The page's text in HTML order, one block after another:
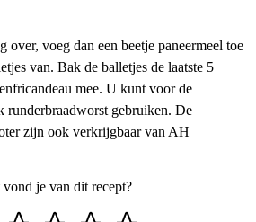
over, voeg dan een beetje paneermeel toe
van. Bak de balletjes de laatste 5
mee. U kunt voor de
runderbraadworst gebruiken. De
zijn ook verkrijgbaar van AH
vond je van dit recept?